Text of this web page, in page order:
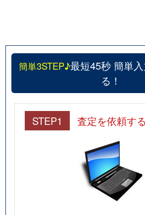
簡単3STEP♪最短45秒 簡単
る！
STEP1 査定を依頼する